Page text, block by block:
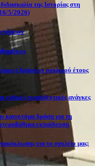
της Ιστορίας στη
5/2026)
δράσεων σχολικού έτους
εκπαιδευτικές ανάγκες
καινοτόμα δράση για τη
εκπαίδευση
για το σχολείο μας: